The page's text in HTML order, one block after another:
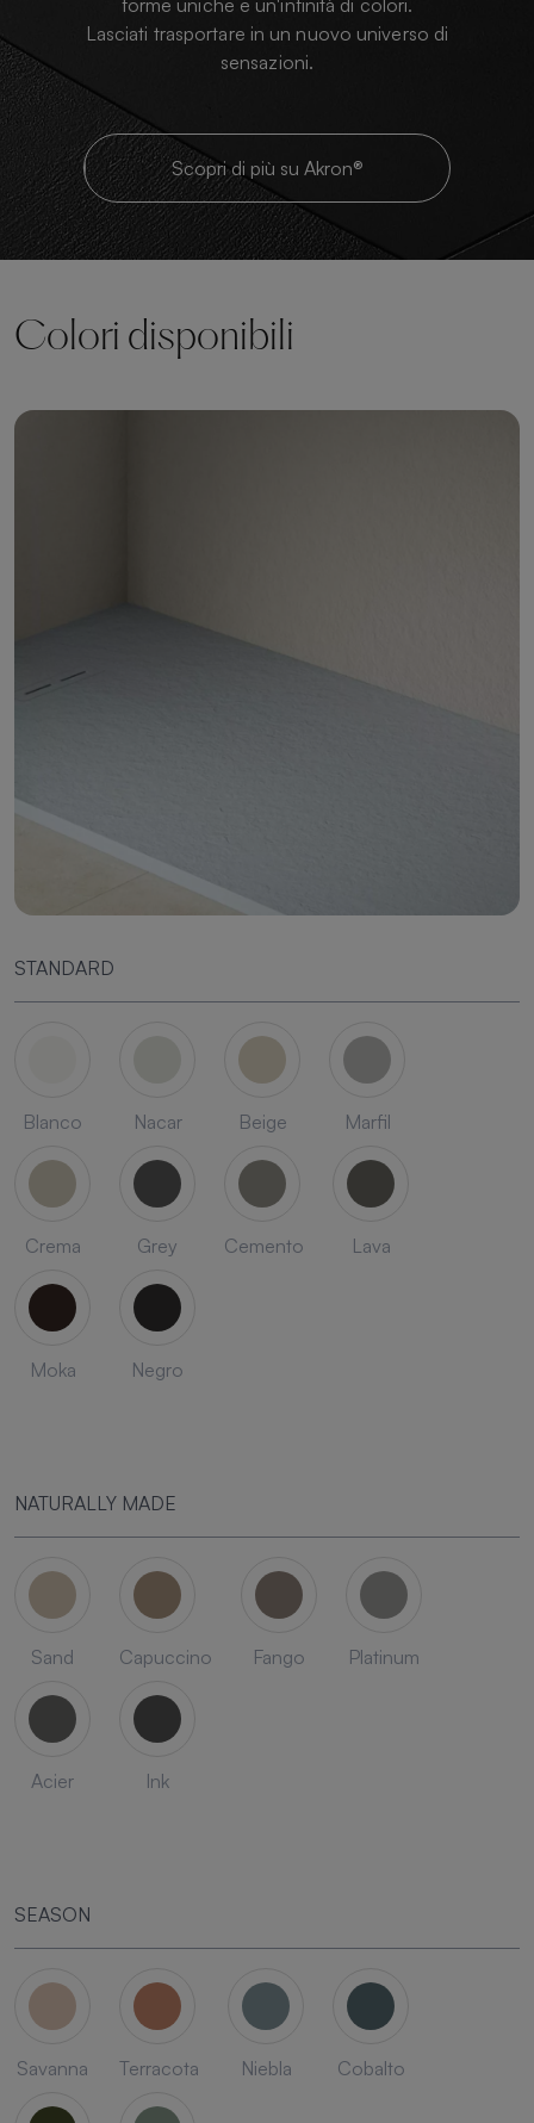
Lasciati trasportare in un nuovo universo di
sensazioni.
Scopri di più su Akron®
Colori disponibili
STANDARD
Blanco Nacar Beige Marfil
Crema Grey Cemento Lava
Moka Negro
NATURALLY MADE
Sand Capuccino Fango Platinum
Acier Ink
SEASON
Savanna Terracota Niebla Cobalto